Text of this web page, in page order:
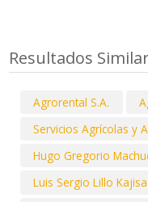
Resultados
Agrorental S.A.
Servicios Agrícolas y
Hugo Gregorio
Luis Sergio Lillo Kajisa